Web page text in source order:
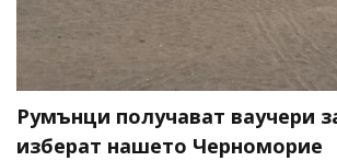
Румънци получават ваучери
изберат нашето Черноморие